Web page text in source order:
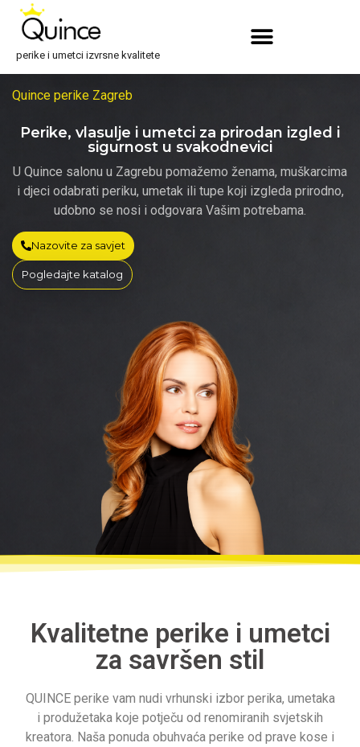
perike i umetci izvrsne kvalitete
Quince perike Zagreb
Perike, vlasulje i umetci za prirodan izgled i
sigurnost u svakodnevici
U Quince salonu u Zagrebu pomažemo ženama, muškarcima
i djeci odabrati periku, umetak ili tupe koji izgleda prirodno,
udobno se nosi i odgovara Vašim potrebama.
Nazovite za savjet
Pogledajte katalog
Kvalitetne perike i umetci
za savršen stil
QUINCE perike vam nudi vrhunski izbor perika, umetaka
i produžetaka koje potječu od renomiranih svjetskih
kreatora. Naša ponuda obuhvaća perike od prave kose i